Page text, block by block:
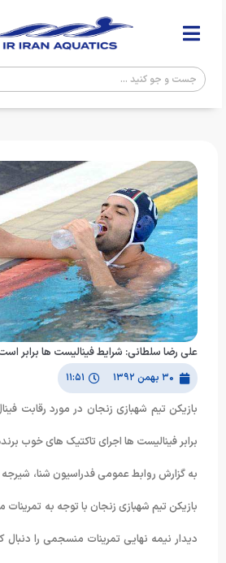
علی رضا سلطانی: شرایط فینالیست ها برابر است
۳۰ بهمن ۱۳۹۲ ۱۱:۵۱
بازیکن تیم شهبازی زنجان در مورد رقابت
برابر فینالیست ها اجرای تاکتیک های خوب
به گزارش روابط عمومی فدراسیون شنا، شیرجه
بازیکن تیم شهبازی زنجان با توجه به
دیدار نیمه نهایی تمرینات منسجمی را دنبال